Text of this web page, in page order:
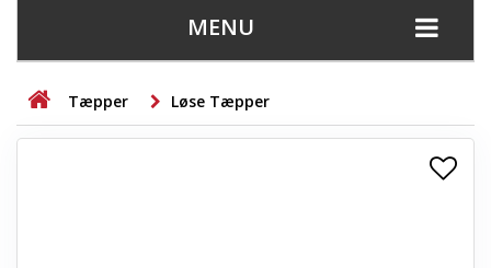
MENU
+
STUE
+
Tæpper Løse Tæpper